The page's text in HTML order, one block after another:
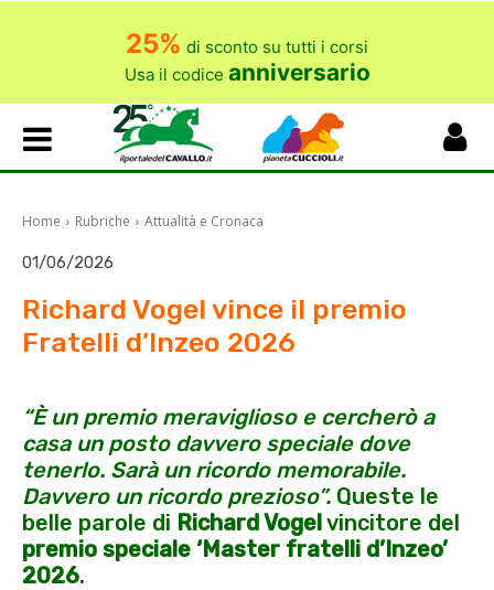
25% di sconto su tutti i corsi
Usa il codice anniversario
Home Rubriche Attualità e Cronaca
01/06/2026
Richard Vogel vince il premio
Fratelli d’Inzeo 2026
“È un premio meraviglioso e cercherò a
casa un posto davvero speciale dove
tenerlo. Sarà un ricordo memorabile.
Davvero un ricordo prezioso”. Queste le
belle parole di Richard Vogelvincitore del
premio speciale ‘Master fratelli d’Inzeo’
2026.